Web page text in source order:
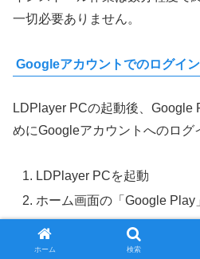
一切必要ありません。
Googleアカウントでのログイ
LDPlayer PCの起動後、Google
めにGoogleアカウントへのログ
LDPlayer PCを起動
ホーム画面の「Google
Googleアカウントでログイ
新規作成）
ホーム 検索